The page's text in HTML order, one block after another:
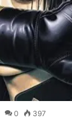
0 397